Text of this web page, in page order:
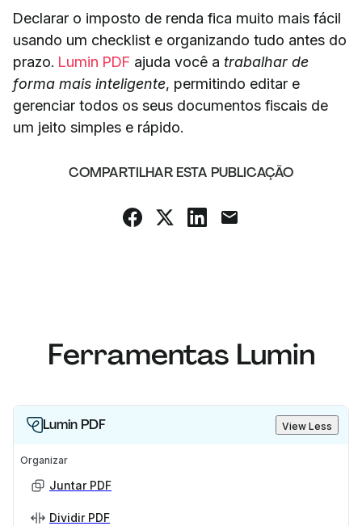
Declarar o imposto de renda fica muito mais fácil
usando um checklist e organizando tudo antes do
prazo. Lumin PDF ajuda você a trabalhar de
forma mais inteligente, permitindo editar e
gerenciar todos os seus documentos fiscais de
um jeito simples e rápido.
COMPARTILHAR ESTA PUBLICAÇÃO
Ferramentas Lumin
Lumin PDF View Less
Organizar
Juntar PDF
Dividir PDF